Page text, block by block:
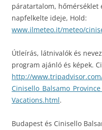
páratartalom, hőmérséklet
napfelkelte ideje, Hold:
www.ilmeteo.it/meteo/
Útleírás, látnivalók és
program ajánló és képek.
http://
Vacations.html.
Budapest és Cinisello